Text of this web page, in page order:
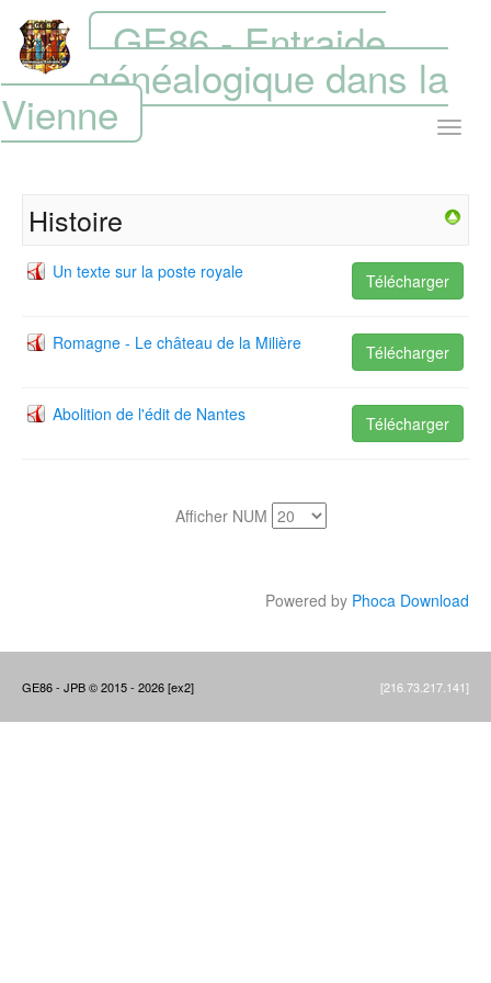
GE86 - Entraide
généalogique dans la
Vienne
Histoire
Un texte sur la poste royale Télécharger
Romagne - Le château de la Milière Télécharger
Abolition de l'édit de Nantes Télécharger
Afficher NUM
Powered by Phoca Download
GE86 - JPB © 2015 - 2026 [ex2] [216.73.217.141]